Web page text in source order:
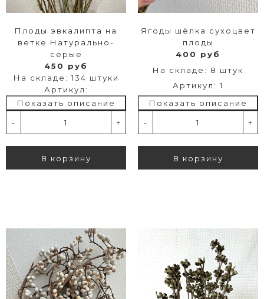
Плоды эвкалипта на
ветке Натурально-
серые
450 руб
На складе: 134 штуки
Артикул:
Показать описание
- +
В корзину
Ягоды шёлка сухоцвет
плоды
400 руб
На складе: 8 штук
Артикул: 1
Показать описание
- +
В корзину